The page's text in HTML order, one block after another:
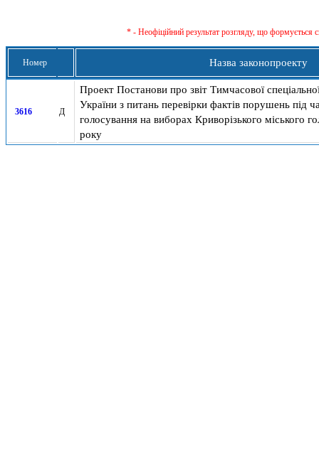
* - Неофіційний результат розгляду, що формується
Номер Назва законопроекту
3616 Д
Проект Постанови про звіт Тимчасової
України з питань перевірки фактів порушень під
голосування на виборах Криворізького міського
року